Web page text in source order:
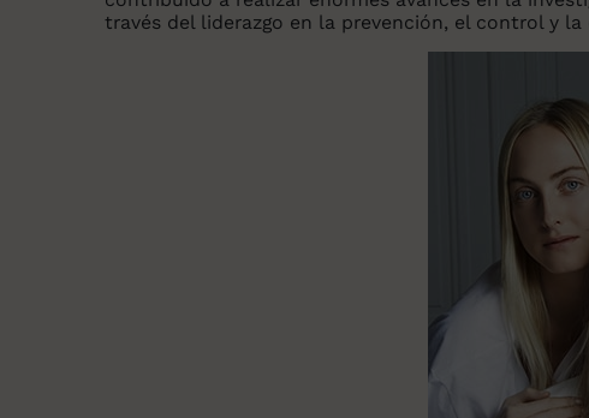
través del liderazgo en la prevención, el control y